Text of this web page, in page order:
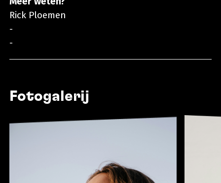
Rick Ploemen
-
-
Fotogalerij